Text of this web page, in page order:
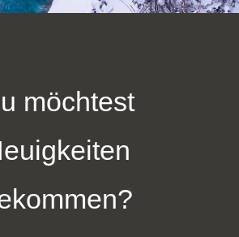
möchtest